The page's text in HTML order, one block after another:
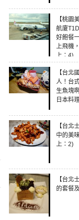
【桃園
航廈
好飽餐
上飛機
上：4)
【台北
人！台
生魚塊
日本料
【台北
中的美
上：2)
【台北
的套餐